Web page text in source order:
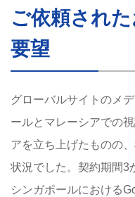
ご依頼され
要望
グローバルサイトのメ
ールとマレーシアでの
アを立ち上げたものの
状況でした。契約期間3
シンガポールにおける